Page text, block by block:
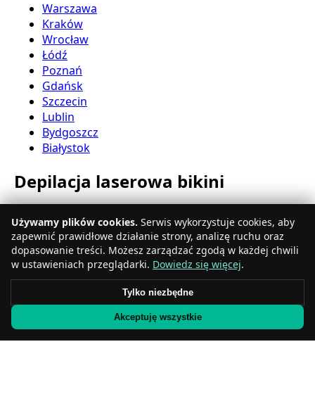
Warszawa
Kraków
Wrocław
Łódź
Poznań
Gdańsk
Szczecin
Lublin
Bydgoszcz
Białystok
Depilacja laserowa bikini
Katowice
Gdynia
Częstochowa
Radom
Rzeszów
Sosnowiec
Gliwice
Używamy plików cookies. Serwis wykorzystuje cookies, aby
zapewnić prawidłowe działanie strony, analizę ruchu oraz
dopasowanie treści. Możesz zarządzać zgodą w każdej chwili
w ustawieniach przeglądarki. Dowiedz się więcej.
Tylko niezbędne
Akceptuję wszystkie